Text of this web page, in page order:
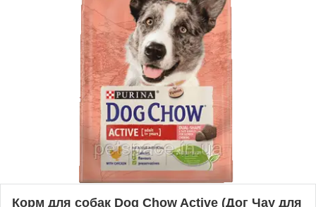
Корм для собак Dog Chow Active (Дог Чау для